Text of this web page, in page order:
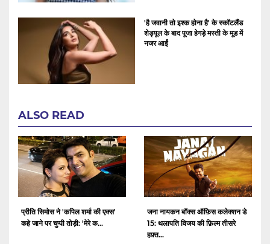
'है जवानी तो इश्क होना है' के स्कॉटलैंड
शेड्यूल के बाद पूजा हेगड़े मस्ती के मूड में
नजर आईं
ALSO READ
प्रीति सिमोस ने 'कपिल शर्मा की एक्स'
कहे जाने पर चुप्पी तोड़ी: 'मेरे क...
जना नायकन बॉक्स ऑफ़िस कलेक्शन डे
15: थलापति विजय की फ़िल्म तीसरे
हफ़्त...